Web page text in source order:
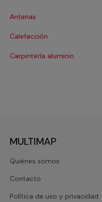
Antenas
Calefacción
Carpintería aluminio
MULTIMAP
Quiénes somos
Contacto
Política de uso y privacidad